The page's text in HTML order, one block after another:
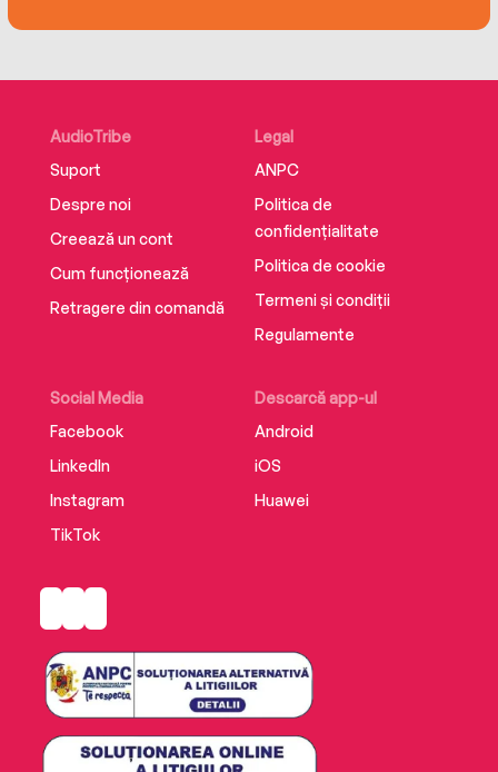
AudioTribe
Suport
Despre noi
Creează un cont
Cum funcționează
Retragere din comandă
Social Media
Facebook
LinkedIn
Instagram
TikTok
Descarcă app-ul
Android
iOS
Huawei
Legal
ANPC
Politica de
confidențialitate
Politica de cookie
Termeni și condiții
Regulamente